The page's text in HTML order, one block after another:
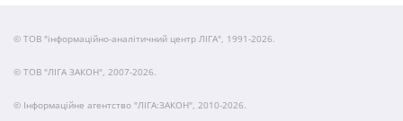
© ТОВ "інформаційно-аналітичний центр ЛІГА", 1991-2026.
© ТОВ "ЛІГА ЗАКОН", 2007-2026.
© Інформаційне агентство "ЛІГА:ЗАКОН", 2010-2026.